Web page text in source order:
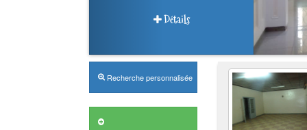
Détails
Recherche personnalisée